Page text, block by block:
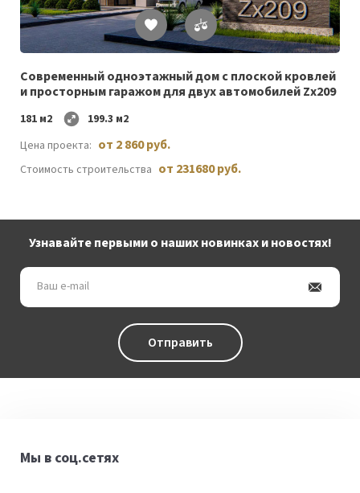
Список
желаемого
Cовременный одноэтажный дом c плоской кровлей
и просторным гаражом для двух автомобилей Zx209
181 м2
199.3 м2
Цена проекта: от 2 860 руб.
Стоимость строительства от 231680 руб.
Узнавайте первыми о наших новинках и новостях!
Ваш
mail
Отправить
Мы в соц.сетях